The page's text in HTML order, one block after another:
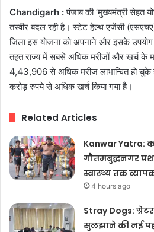
Chandigarh :पंजाब की ‘मुख्यमंत्री सेहत
तस्वीर बदल रही है। स्टेट हेल्थ एजेंसी
जिला इस योजना को अपनाने और इसके
तहत राज्य में सबसे अधिक मरीजों और खर्च के
4,43,906 से अधिक मरीज लाभान्वित हो
करोड़ रुपये से अधिक खर्च किया गया है।
Related Articles
Kanwar Yatra:
गौतमबुद्धनगर
स्वास्थ्य तक
4 hours ago
Stray Dogs: ग्रेटर
सुलझाने की नई